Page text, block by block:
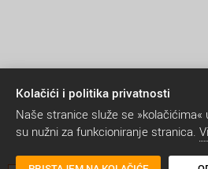
Kolačići i politika privatnosti
Naše stranice služe se
su nužni za funkcioniranje stranica.